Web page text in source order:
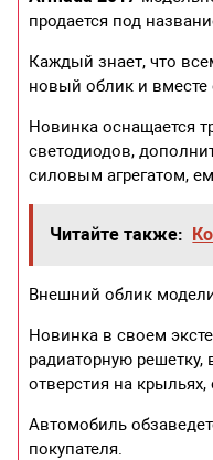
продается под
Каждый знает, что
новый облик и
Новинка оснащается
светодиодов,
силовым агрегатом,
Читайте также:
Внешний облик
Новинка в своем
радиаторную
отверстия на
Автомобиль
покупателя.